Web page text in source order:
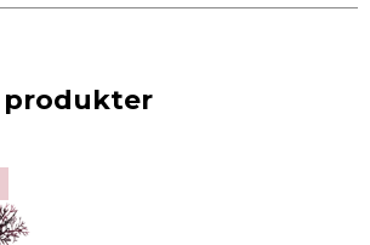
produkter